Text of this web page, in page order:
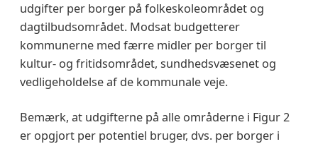
udgifter per borger på folkeskoleområdet og
dagtilbudsområdet. Modsat budgetterer
kommunerne med færre midler per borger til
kultur- og fritidsområdet, sundhedsvæsenet og
vedligeholdelse af de kommunale veje.
Bemærk, at udgifterne på alle områderne i Figur 2
er opgjort per potentiel bruger, dvs. per borger i